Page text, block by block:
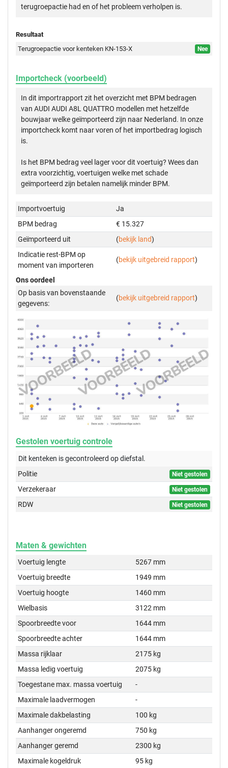
terugroepactie had en of het probleem verholpen is.
Resultaat
Terugroepactie voor kenteken KN-153-X
Nee
Importcheck (voorbeeld)
In dit importrapport zit het overzicht met BPM bedragen
van AUDI AUDI A8L QUATTRO modellen met hetzelfde
bouwjaar welke geïmporteerd zijn naar Nederland. In onze
importcheck komt naar voren of het importbedrag logisch
is.
Is het BPM bedrag veel lager voor dit voertuig? Wees dan
extra voorzichtig, voertuigen welke met schade
geïmporteerd zijn betalen namelijk minder BPM.
Importvoertuig
Ja
BPM bedrag
€ 15.327
Geïmporteerd uit
(bekijk land)
Indicatie rest-BPM op
moment van importeren
(bekijk uitgebreid rapport)
Ons oordeel
Op basis van bovenstaande
gegevens:
(bekijk uitgebreid rapport)
Gestolen voertuig controle
Dit kenteken is gecontroleerd opdiefstal.
Politie
Niet gestolen
Verzekeraar Niet gestolen
RDW Niet gestolen
Maten & gewichten
Voertuig lengte
5267 mm
Voertuig breedte
1949 mm
Voertuig hoogte
1460 mm
Wielbasis
3122 mm
Spoorbreedte voor
1644 mm
Spoorbreedte achter
1644 mm
Massa rijklaar
2175 kg
Massa ledig voertuig
2075 kg
Toegestane max. massa voertuig
-
Maximale laadvermogen
-
Maximale dakbelasting
100 kg
Aanhanger ongeremd
750 kg
Aanhanger geremd
2300 kg
Maximale kogeldruk
95 kg